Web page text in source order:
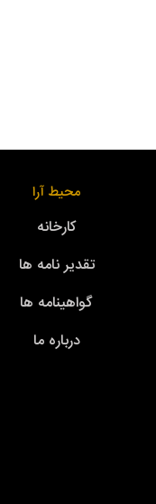
محیط آرا
کارخانه
تقدیر نامه ها
گواهینامه ها
درباره ما